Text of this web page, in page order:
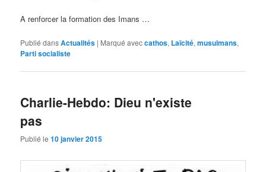
A renforcer la formation des Imans …
Publié dansActualités | Marqué aveccathos, Laïcité,musulmans,
Parti socialiste
Charlie-Hebdo: Dieu n'existe
pas
Publié le10 janvier 2015